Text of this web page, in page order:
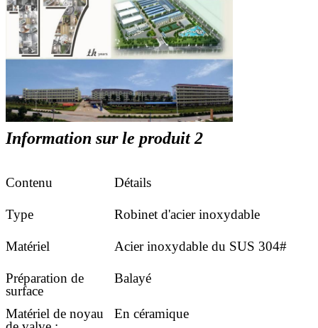
Information sur le produit 2
Contenu Détails
Type Robinet d'acier inoxydable
Matériel Acier inoxydable du SUS 304#
Préparation de
surface
Balayé
Matériel de noyau
En céramique